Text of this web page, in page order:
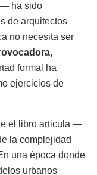
ha sido
de arquitectos
no necesita ser
formal ha
ejercicios de
el libro articula —
la complejidad
una época donde
urbanos